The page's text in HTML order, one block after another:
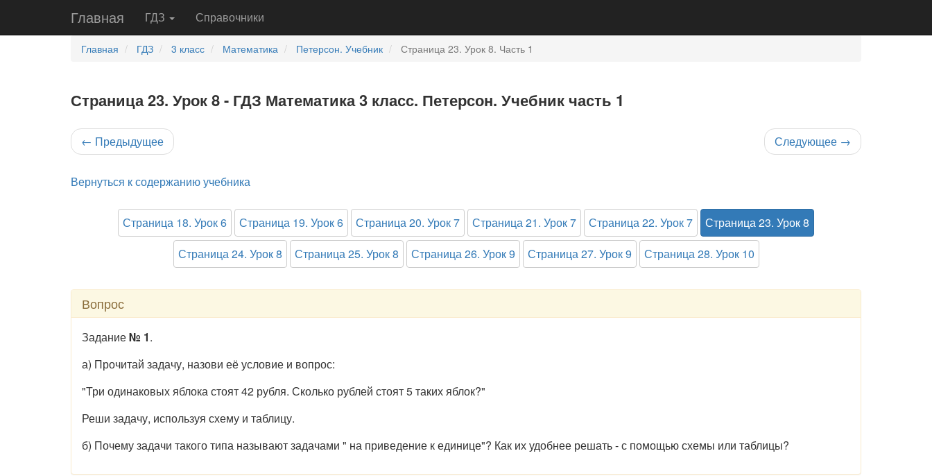
Главная ГДЗ Справочники
Главная ГДЗ 3 класс Математика Петерсон. Учебник Страница 23. Урок 8. Часть 1
Страница 23. Урок 8 - ГДЗ Математика 3 класс. Петерсон. Учебник часть 1
← Предыдущее Следующее →
Вернуться к содержанию учебника
Страница 18. Урок 6 Страница 19. Урок 6 Страница 20. Урок 7 Страница 21. Урок 7 Страница 22. Урок 7
Страница 23. Урок 8
Страница 24. Урок 8
Страница 25. Урок 8 Страница 26. Урок 9 Страница 27. Урок 9 Страница 28. Урок 10
Вопрос
Задание№ 1.
а) Прочитай задачу, назови её условие и вопрос:
"Три одинаковых яблока стоят 42 рубля. Сколько рублей стоят 5 таких яблок?"
Реши задачу, используя схему и таблицу.
б) Почему задачи такого типа называют задачами " на приведение к единице"? Как их удобнее решать - с помощью схемы или таблицы?